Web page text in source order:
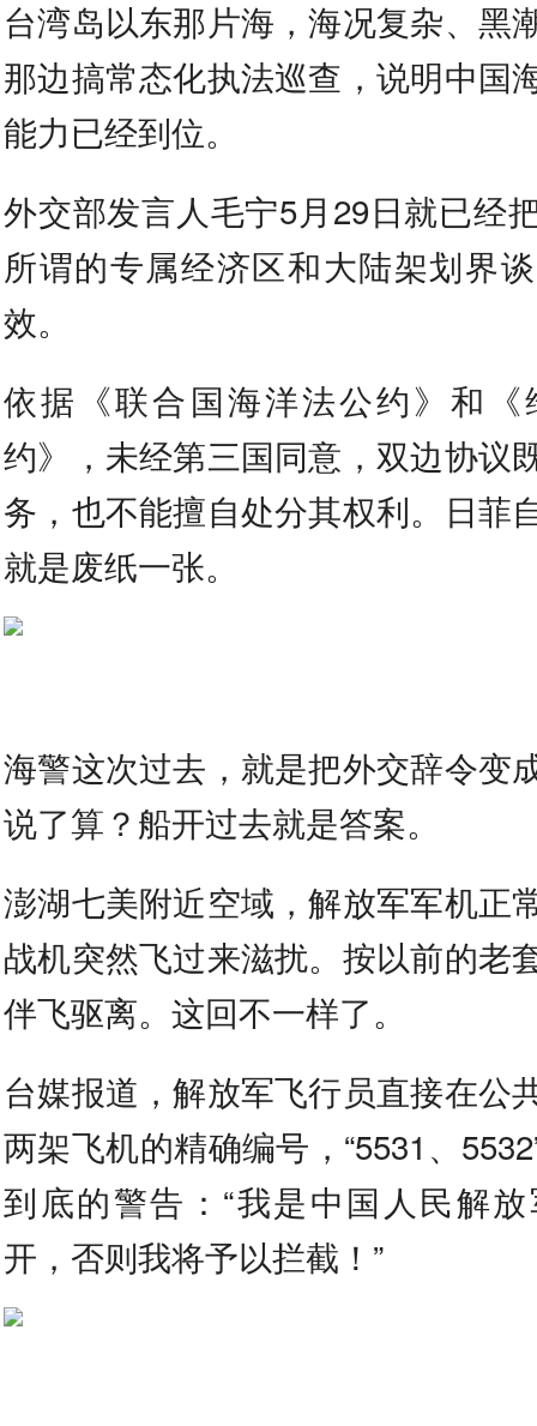
台湾岛以东那片海，海况复杂、黑
那边搞常态化执法巡查，说明中国
能力已经到位。
外交部发言人毛宁5月29日就已经
所谓的专属经济区和大陆架划界
效。
依据《联合国海洋法公约》和
约》，未经第三国同意，双边协议
务，也不能擅自处分其权利。日菲
就是废纸一张。
海警这次过去，就是把外交辞令变
说了算？船开过去就是答案。
澎湖七美附近空域，解放军军机正
战机突然飞过来滋扰。按以前的老
伴飞驱离。这回不一样了。
台媒报道，解放军飞行员直接在公
两架飞机的精确编号，“5531、
到底的警告：“我是中国人民解
开，否则我将予以拦截！”